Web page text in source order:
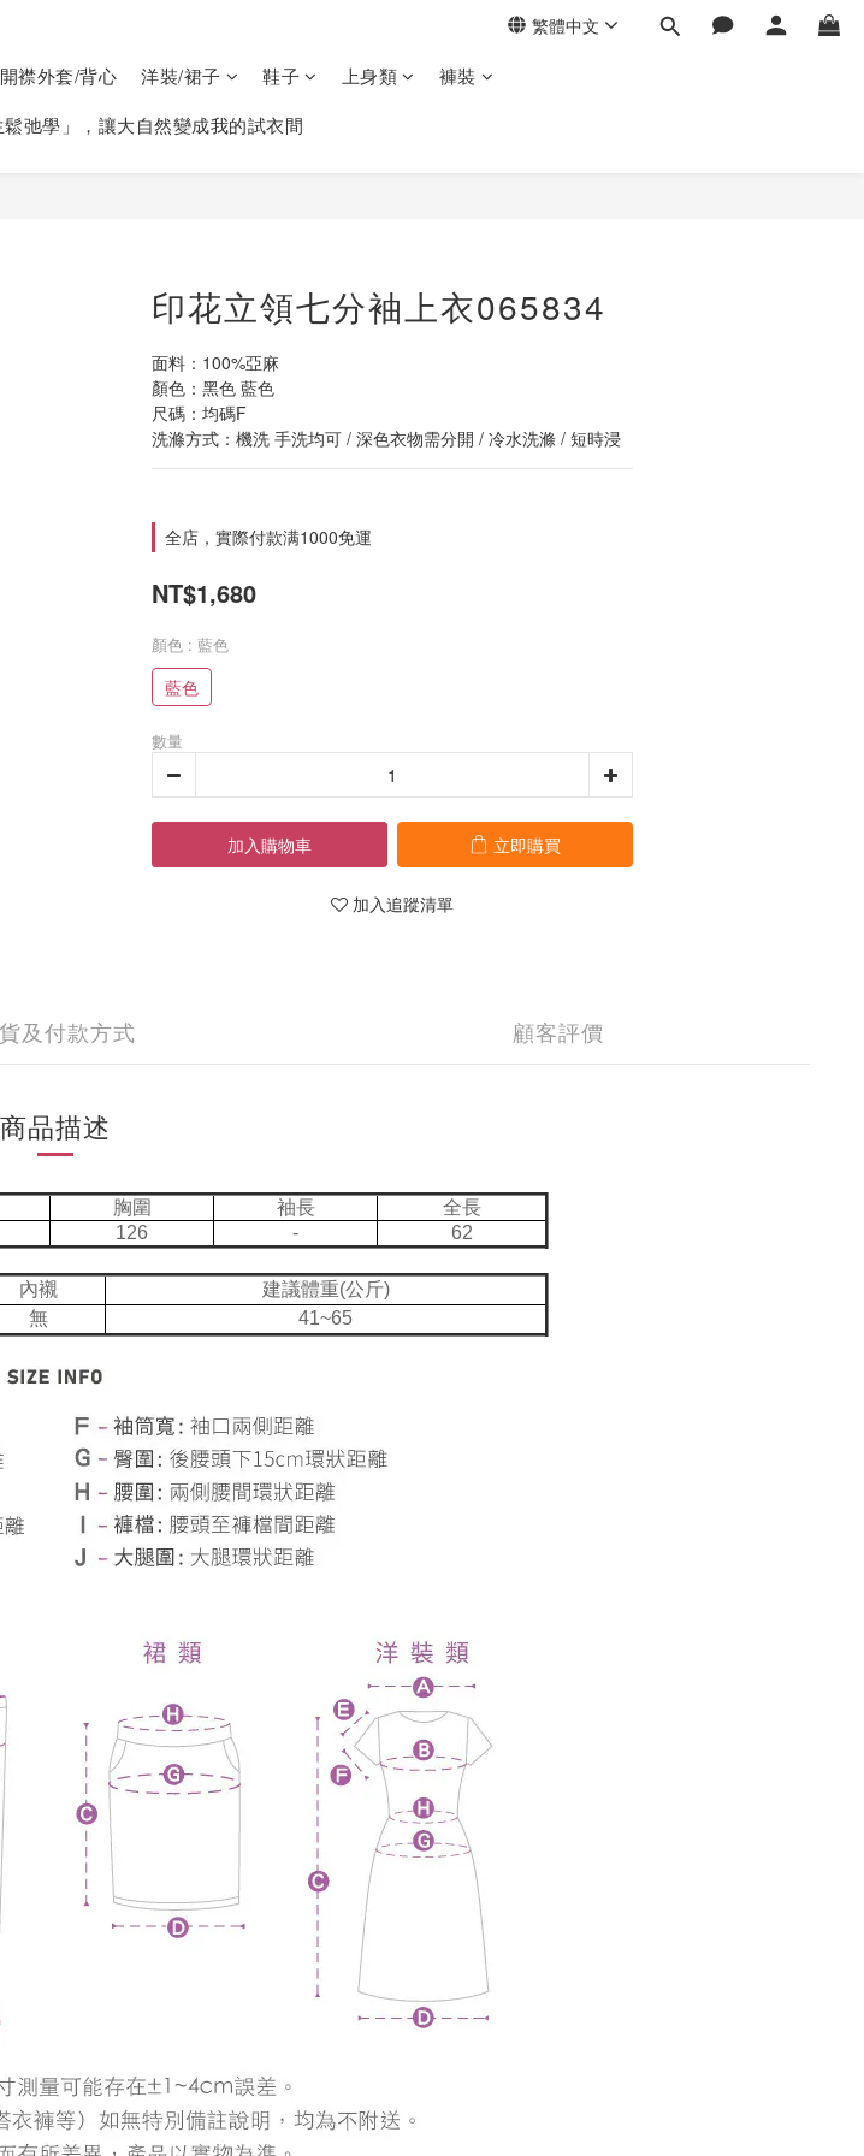
繁體中文
開襟外套/背心 洋裝/裙子 鞋子 上身類
褲裝
弛學」，讓大自然變成我的試衣間
印花立領七分袖上衣065834
面料：100%亞麻
顏色：黑色 藍色
尺碼：均碼F
洗滌方式：機洗 手洗均可 / 深色衣物需分開 / 冷水洗滌 / 短時浸
全店，實際付款满1000免運
NT$1,680
顏色 : 藍色
藍色
數量
加入購物車 立即購買
加入追蹤清單
及付款方式 顧客評價
商品描述
胸圍 袖長
全長
126 - 62
內襯
建議體重(公斤)
無 41~65